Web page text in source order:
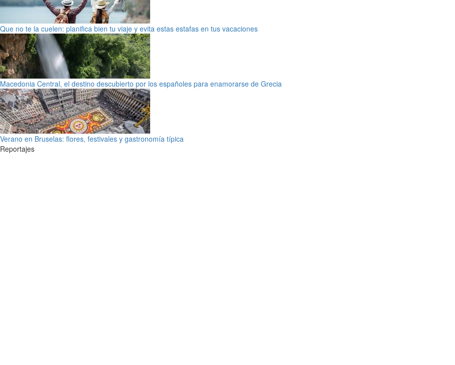
Que no te la cuelen: planifica bien tu viaje y evita estas estafas en tus vacaciones
Macedonia Central, el destino descubierto por los españoles para enamorarse de Grecia
Verano en Bruselas: flores, festivales y gastronomía típica
Reportajes